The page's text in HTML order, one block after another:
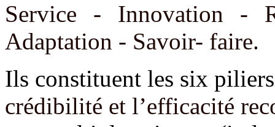
Service - Innovation -
Adaptation - Savoir- faire.
Ils constituent les six
crédibilité et l’efficacité